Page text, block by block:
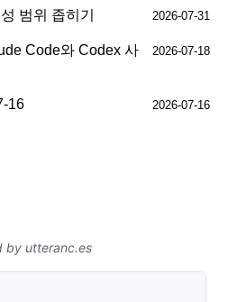
범위 좁히기 2026-07-31
Code와 Codex 사
2026-07-18
16 2026-07-16